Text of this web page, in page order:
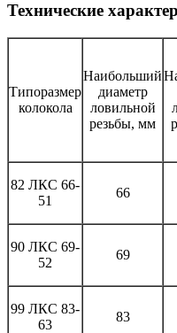
Технические
Типоразмер
колокола
Наибольший
диаметр
ловильной
резьбы, мм
82 ЛКС 66-
51
66
90 ЛКС 69-
52
69
99 ЛКC 83-
63
83